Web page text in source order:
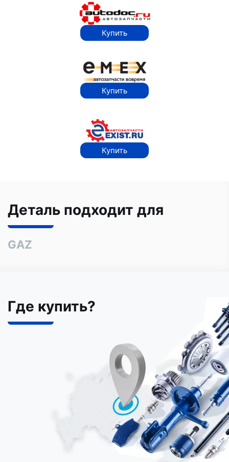
Купить
Купить
Купить
Деталь подходит для
GAZ
Где купить?